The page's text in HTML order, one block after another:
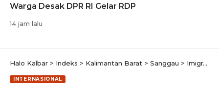
Warga Desak DPR RI Gelar RDP
14 jam lalu
Halo Kalbar > Indeks > Kalimantan Barat > Sanggau > Imigrasi Sanggau Sebagai UPT Gelar Rapat Tim PORA di Kabupaten Sintang
INTERNASIONAL